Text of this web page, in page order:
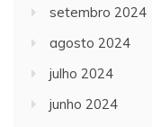
setembro 2024
agosto 2024
julho 2024
junho 2024